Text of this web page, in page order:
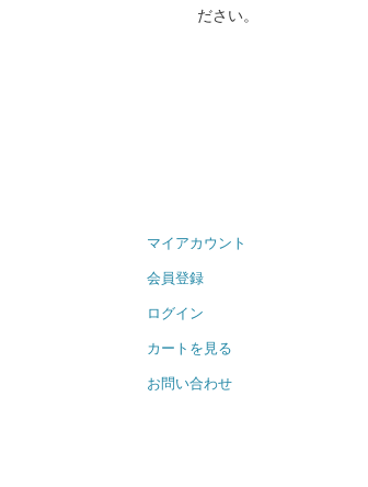
ださい。
マイアカウント
会員登録
ログイン
カートを見る
お問い合わせ